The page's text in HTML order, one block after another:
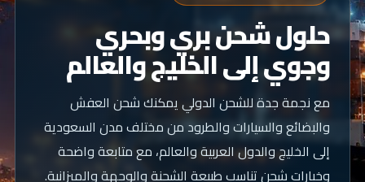
حلول شحن بري وبحري
وجوي إلى الخليج والعالم
مع نجمة جدة للشحن الدولي يمكنك شحن العفش
والبضائع والسيارات والطرود من مختلف مدن السعودية
إلى الخليج والدول العربية والعالم، مع متابعة واضحة
وخيارات شحن تناسب طبيعة الشحنة والوجهة والميزانية.